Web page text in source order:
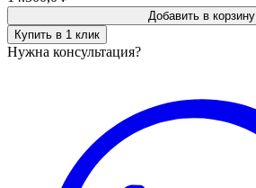
Добавить в корзину
Купить в 1 клик
Нужна консультация?